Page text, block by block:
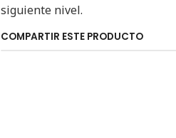
siguiente nivel.
COMPARTIR ESTE PRODUCTO